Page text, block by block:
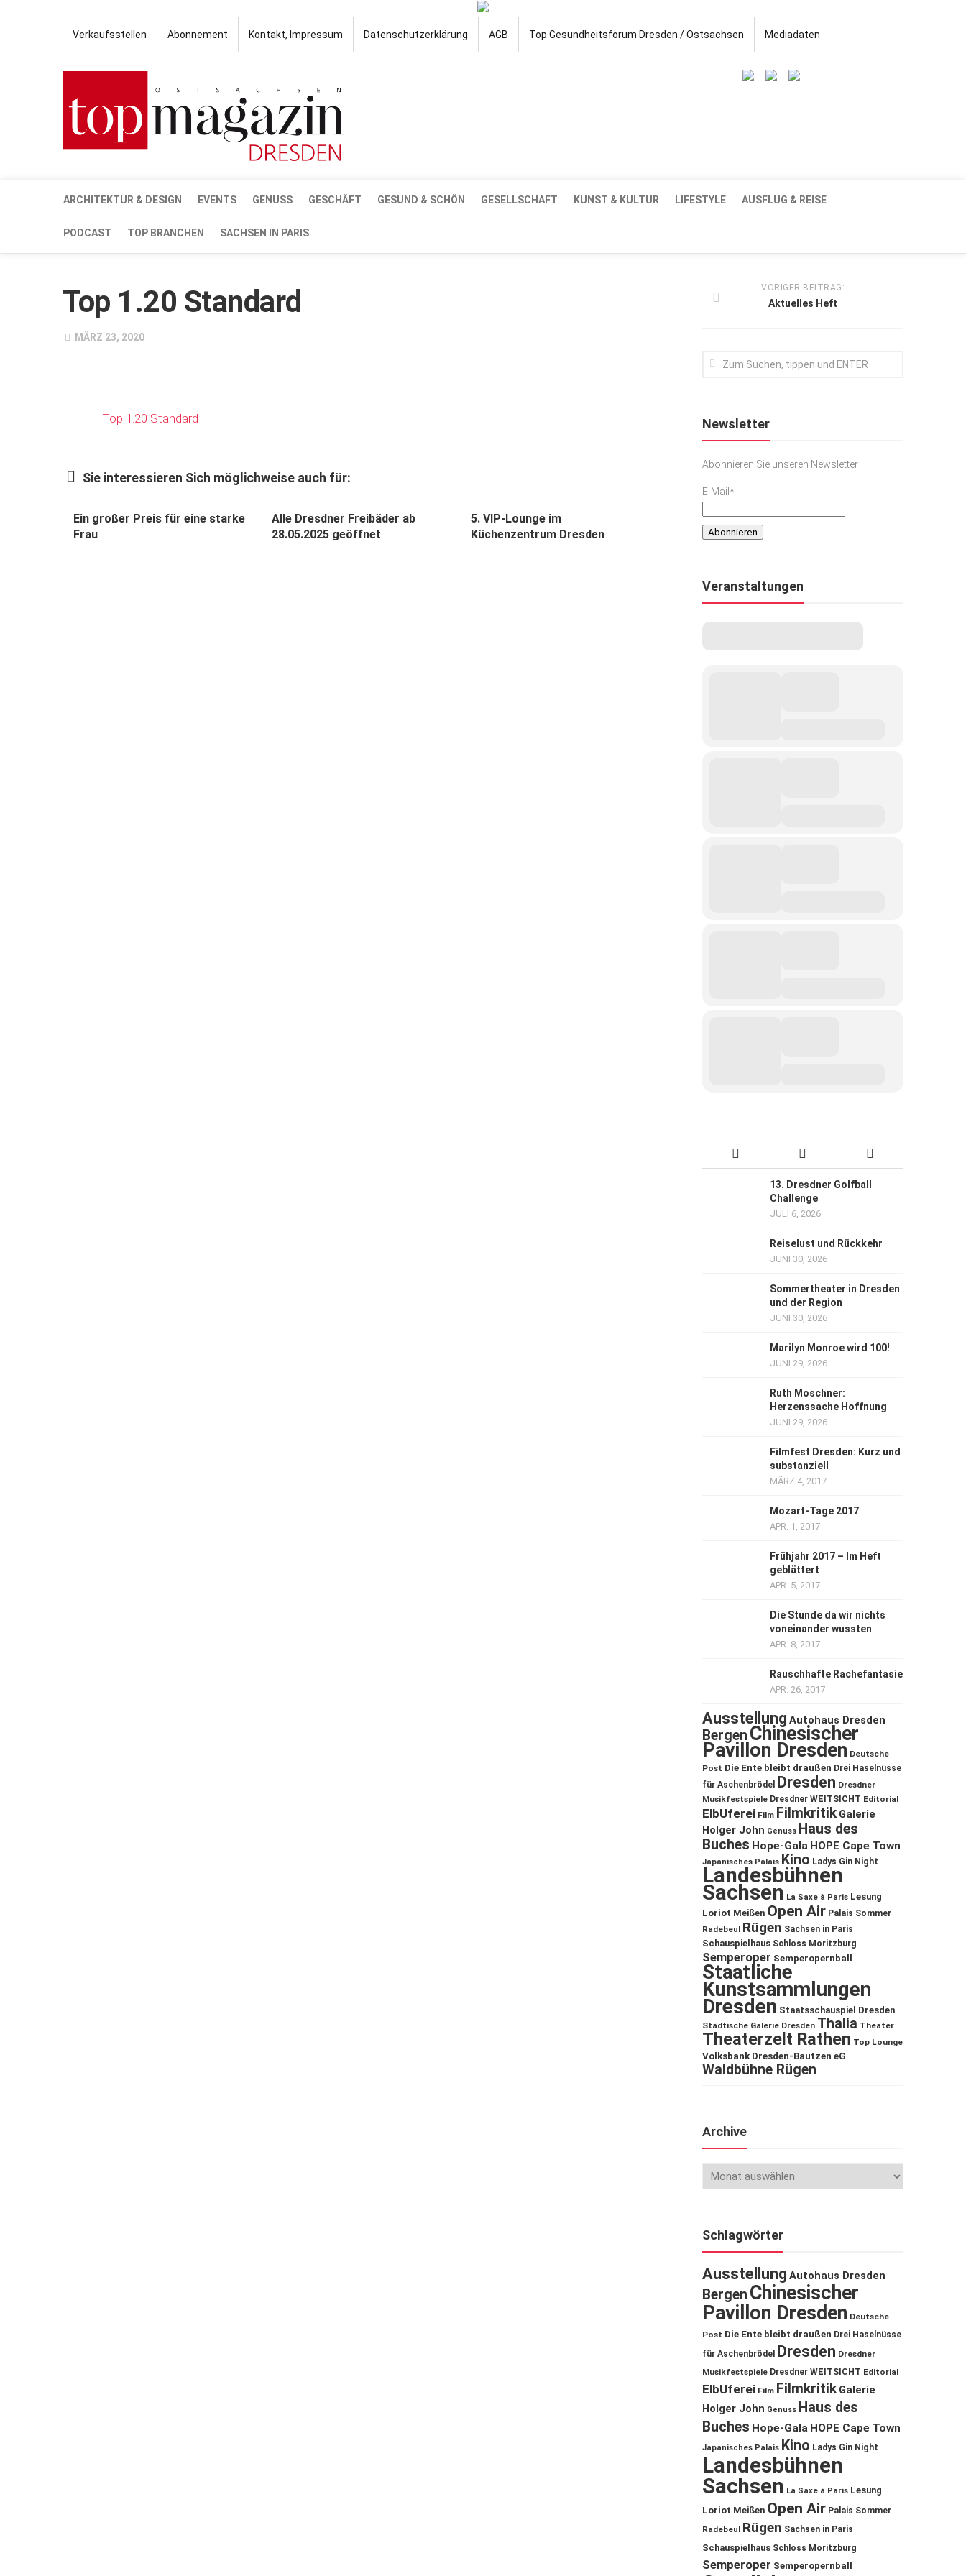
Verkaufsstellen Abonnement Kontakt, Impressum Datenschutzerklärung AGB Top Gesundheitsforum Dresden / Ostsachsen Mediadaten
ARCHITEKTUR & DESIGN EVENTS GENUSS GESCHÄFT GESUND & SCHÖN GESELLSCHAFT KUNST & KULTUR LIFESTYLE AUSFLUG & REISE
PODCAST TOP BRANCHEN SACHSEN IN PARIS
Top 1.20 Standard
MÄRZ 23, 2020
Top 1.20 Standard
Sie interessieren Sich möglichweise auch für:
Ein großer Preis für eine starke
Frau
Alle Dresdner Freibäder ab
28.05.2025 geöffnet
5. VIP-Lounge im
Küchenzentrum Dresden
VORIGER BEITRAG:
Aktuelles Heft
Newsletter
Abonnieren Sie unseren Newsletter
E-Mail*
Veranstaltungen
13. Dresdner Golfball
Challenge
JULI 6, 2026
Reiselust und Rückkehr
JUNI 30, 2026
Sommertheater in Dresden
und der Region
JUNI 30, 2026
Marilyn Monroe wird 100!
JUNI 29, 2026
Ruth Moschner:
Herzenssache Hoffnung
JUNI 29, 2026
Filmfest Dresden: Kurz und
substanziell
MÄRZ 4, 2017
Mozart-Tage 2017
APR. 1, 2017
Frühjahr 2017 – Im Heft
geblättert
APR. 5, 2017
Die Stunde da wir nichts
voneinander wussten
APR. 8, 2017
Rauschhafte Rachefantasie
APR. 26, 2017
Ausstellung Autohaus Dresden
Bergen Chinesischer
Pavillon Dresden Deutsche
Post Die Ente bleibt draußen Drei Haselnüsse
für Aschenbrödel
Dresden Dresdner
Musikfestspiele Dresdner WEITSICHT Editorial
ElbUferei Film Filmkritik Galerie
Holger John Genuss Haus des
Buches Hope-Gala HOPE Cape Town
Japanisches Palais Kino Ladys Gin Night
Landesbühnen
Sachsen La Saxe à Paris Lesung
Loriot Meißen Open Air Palais Sommer
Radebeul Rügen Sachsen in Paris
Schauspielhaus Schloss Moritzburg
Semperoper Semperopernball
Staatliche
Kunstsammlungen
Dresden Staatsschauspiel Dresden
Städtische Galerie Dresden Thalia Theater
Theaterzelt Rathen Top Lounge
Volksbank Dresden-Bautzen eG
Waldbühne Rügen
Archive
Schlagwörter
Ausstellung Autohaus Dresden
Bergen Chinesischer
Pavillon Dresden Deutsche
Post Die Ente bleibt draußen Drei Haselnüsse
für Aschenbrödel
Dresden Dresdner
Musikfestspiele Dresdner WEITSICHT Editorial
ElbUferei Film Filmkritik Galerie
Holger John Genuss Haus des
Buches Hope-Gala HOPE Cape Town
Japanisches Palais Kino Ladys Gin Night
Landesbühnen
Sachsen La Saxe à Paris Lesung
Loriot Meißen Open Air Palais Sommer
Radebeul Rügen Sachsen in Paris
Schauspielhaus Schloss Moritzburg
Semperoper Semperopernball